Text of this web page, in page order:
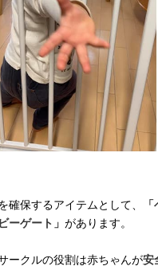
確保するアイテムとして、
ーゲート」 があります。
ークルの役割は赤ちゃんが安